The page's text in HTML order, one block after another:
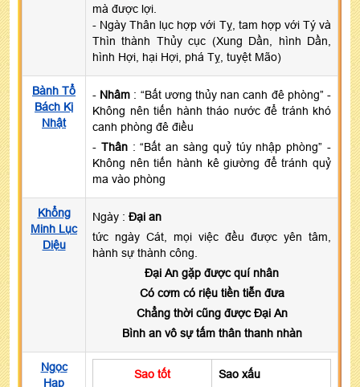
mà được lợi.
- Ngày Thân lục hợp với Tỵ, tam hợp với Tý và
Thìn thành Thủy cục (Xung Dần, hình Dần,
hình Hợi, hại Hợi, phá Tỵ, tuyệt Mão)
Bành Tổ
Bách Kị
Nhật
- Nhâm : “Bất ương thủy nan canh đê phòng” -
Không nên tiến hành tháo nước để tránh khó
canh phòng đê điều
- Thân: “Bất an sàng quỷ túy nhập phòng” -
Không nên tiến hành kê giường để tránh quỷ
ma vào phòng
Khổng
Minh Lục
Diệu
Ngày : Đại an
tức ngày Cát, mọi việc đều được yên tâm,
hành sự thành công.
Đại An gặp được quí nhân
Có cơm có riệu tiền tiễn đưa
Chẳng thời cũng được Đại An
Bình an vô sự tấm thân thanh nhàn
Ngọc
Hạp
Sao tốt Sao xấu